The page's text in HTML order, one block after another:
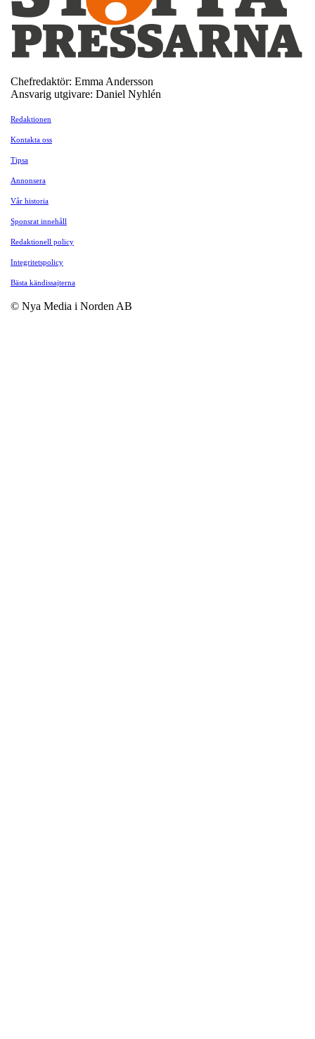
Chefredaktör: Emma Andersson
Ansvarig utgivare: Daniel Nyhlén
Redaktionen
Kontakta oss
Tipsa
Annonsera
Vår historia
Sponsrat innehåll
Redaktionell policy
Integritetspolicy
Bästa kändissajterna
© Nya Media i Norden AB